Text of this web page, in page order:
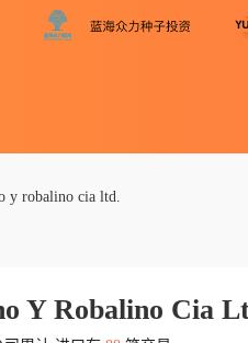
y robalino cia ltd.
Y Robalino Cia